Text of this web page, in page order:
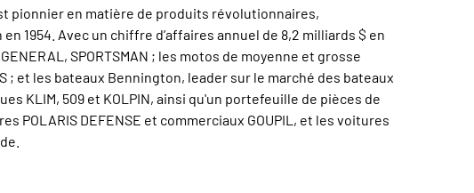
pionnier en matière de produits révolutionnaires,
1954. Avec un chiffre d’affaires annuel de 8,2 milliards $ en
SPORTSMAN ; les motos de moyenne et grosse
; et les bateaux Bennington, leader sur le marché des bateaux
KLIM, 509 et KOLPIN, ainsi qu'un portefeuille de pièces de
DEFENSE et commerciaux GOUPIL, et les voitures